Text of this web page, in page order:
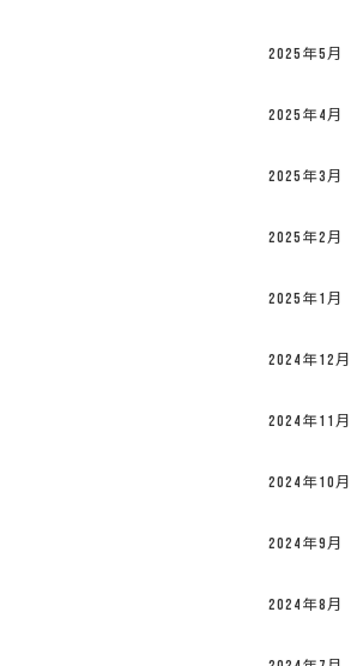
2025年5月
2025年4月
2025年3月
2025年2月
2025年1月
2024年12月
2024年11月
2024年10月
2024年9月
2024年8月